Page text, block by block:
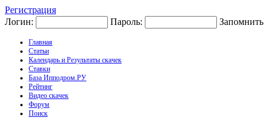
Регистрация
Логин:
Пароль: Запомнить
Главная
Статьи
Календарь и Результаты скачек
Ставки
База Ипподром.РУ
Рейтинг
Видео скачек
Форум
Поиск